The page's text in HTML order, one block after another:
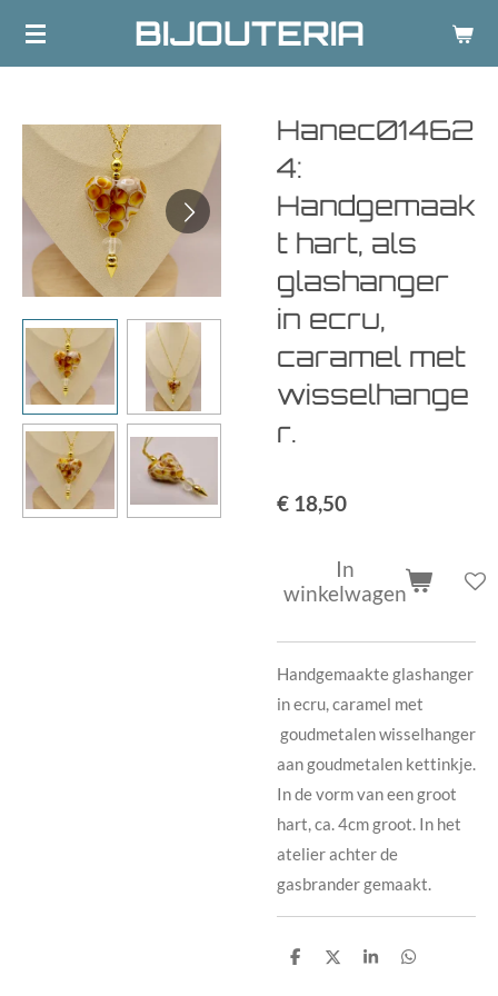
Ga
hoofdinhoud
BIJOUTERIA
Hanec01462
4:
Handgemaak
t hart, als
glashanger
in ecru,
caramel met
wisselhange
r.
€ 18,50
In
winkelwagen
Handgemaakte glashanger
in ecru, caramel met
goudmetalen wisselhanger
aan goudmetalen kettinkje.
In de vorm van een groot
hart, ca. 4cm groot. In het
atelier achter de
gasbrander gemaakt.
D
D
S
D